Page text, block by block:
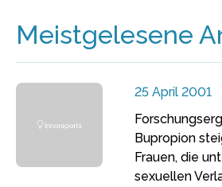
Meistgelesene
25 April 2001
Bupropion
Frauen, die
sexuellen